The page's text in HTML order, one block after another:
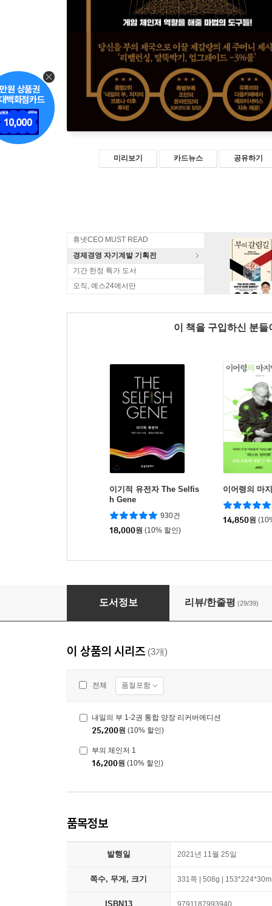
미리보기 카드뉴스 공유하기
휴넷CEO MUST READ
경제경영 자기계발 기획전
기간 한정 특가 도서
오직, 예스24에서만
이 책을 구입하신 분
이기적 유전자 The Selfis
h Gene
930건
18,000원 (10% 할인)
이어령의 마
14,850원
부의 체인저 1
도서정보 리뷰/한줄평 (29/39)
이 상품의 시리즈 (3개)
전체 품절포함
내일의 부 1-2권 통합 양장 리커버에디션
25,200원 (10% 할인)
부의 체인저 1
16,200원 (10% 할인)
품목정보
발행일 2021년 11월 25일
쪽수, 무게, 크기 331쪽 | 508g |
ISBN13 9791187993940